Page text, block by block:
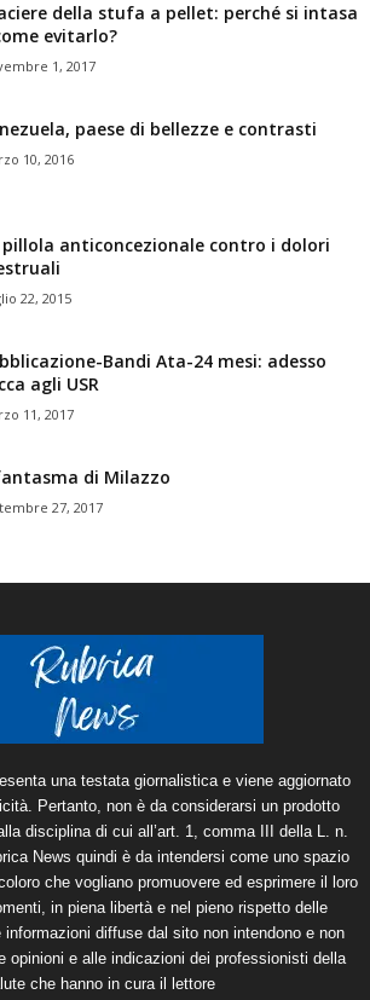
della stufa a pellet: perché si intasa
evitarlo?
1, 2017
paese di bellezze e contrasti
10, 2016
pillola anticoncezionale contro i dolori
22, 2015
Bandi Ata-24 mesi: adesso
agli USR
11, 2017
di Milazzo
27, 2017
una testata giornalistica e viene aggiornato
Pertanto, non è da considerarsi un prodotto
disciplina di cui all’art. 1, comma III della L. n.
News quindi è da intendersi come uno spazio
che vogliano promuovere ed esprimere il loro
in piena libertà e nel pieno rispetto delle
diffuse dal sito non intendono e non
opinioni e alle indicazioni dei professionisti della
che hanno in cura il lettore